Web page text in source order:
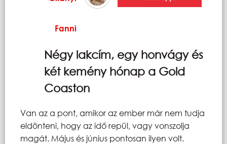
Fanni
Négy lakcím, egy honvágy és
két kemény hónap a Gold
Coaston
Van az a pont, amikor az ember már nem tudja
eldönteni, hogy az idő repül, vagy vonszolja
magát. Május és június pontosan ilyen volt.